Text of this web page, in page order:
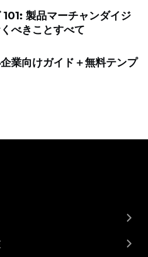
製品マーチャンダイジ
べきことすべて
業向けガイド＋無料テンプ